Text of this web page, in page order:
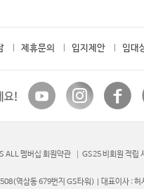
제휴문의 입지제안 임대
ALL 멤버십 회원약관 GS25 비회원 적립
508(역삼동 679번지 GS타워) | 대표이사 :